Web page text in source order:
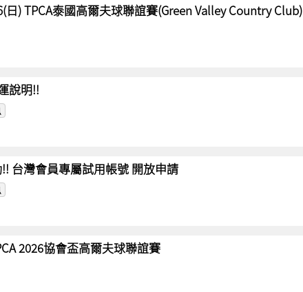
) TPCA泰國高爾夫球聯誼賽(Green Valley Country Club)
說明!!
!! 台灣會員專屬試用帳號 開放申請
2026協會盃高爾夫球聯誼賽